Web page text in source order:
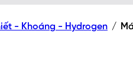
- Khoáng - Hydrogen /